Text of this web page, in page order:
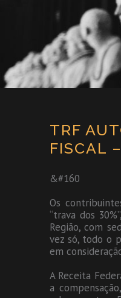
TRF
FISCAL
&#160
Os
“trava dos
Região, com
vez só, todo o
em
A Receita
a